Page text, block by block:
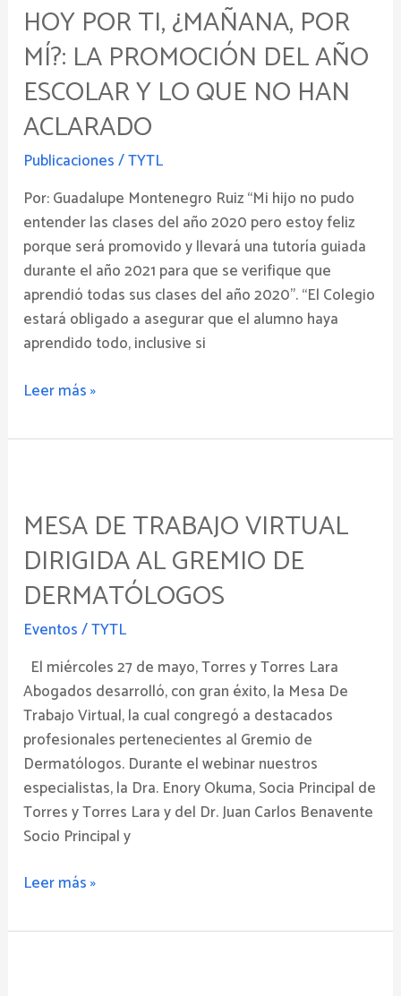
HOY POR TI, ¿MAÑANA, POR
MÍ?: LA PROMOCIÓN DEL AÑO
ESCOLAR Y LO QUE NO HAN
ACLARADO
Publicaciones/TYTL
Por: Guadalupe Montenegro Ruiz “Mi hijo no pudo
entender las clases del año 2020 pero estoy feliz
porque será promovido y llevará una tutoría guiada
durante el año 2021 para que se verifique que
aprendió todas sus clases del año 2020”. “El Colegio
estará obligado a asegurar que el alumno haya
aprendido todo, inclusive si
ti,
¿mañana,
por
mí?:
la
promoción
del
año
escolar
y
lo
que
no
han
aclarado
Leer más »
MESA DE TRABAJO VIRTUAL
DIRIGIDA AL GREMIO DE
DERMATÓLOGOS
Eventos/TYTL
El miércoles 27 de mayo, Torres y Torres Lara
Abogados desarrolló, con gran éxito, la Mesa De
Trabajo Virtual, la cual congregó a destacados
profesionales pertenecientes al Gremio de
Dermatólogos. Durante el webinar nuestros
especialistas, la Dra. Enory Okuma, Socia Principal de
Torres y Torres Lara y del Dr. Juan Carlos Benavente
Socio Principal y
Trabajo
Virtual
dirigida
al
Gremio
de
Dermatólogos
Leer más »